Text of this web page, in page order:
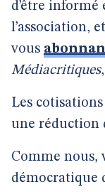
d’être
l’association,
vous
Médiacritiques
Les
une réduction
Comme nous,
démocratique